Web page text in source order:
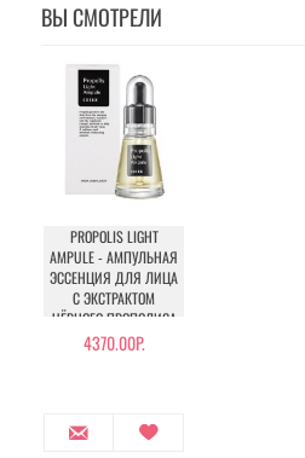
ВЫ СМОТРЕЛИ
PROPOLIS LIGHT
AMPULE - АМПУЛЬНАЯ
ЭССЕНЦИЯ ДЛЯ ЛИЦА
С ЭКСТРАКТОМ
ЧЁРНОГО ПРОПОЛИСА
4370.00Р.